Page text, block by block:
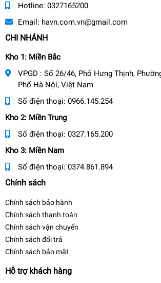
Hotline: 0327165200
Email: havn.com.vn@gmail.com
CHI NHÁNH
Kho 1: Miền Bắc
VPGD : Số 26/46, Phố Hưng Thịnh,
Phố Hà Nội, Việt Nam
Số điện thoại: 0966.145.254
Kho 2: Miền Trung
Số điện thoại: 0327.165.200
Kho 3: Miền Nam
Số điện thoại: 0374.861.894
Chính sách
Chính sách bảo hành
Chính sách thanh toán
Chính sách vận chuyển
Chính sách đổi trả
Chính sách bảo mật
Hỗ trợ khách hàng